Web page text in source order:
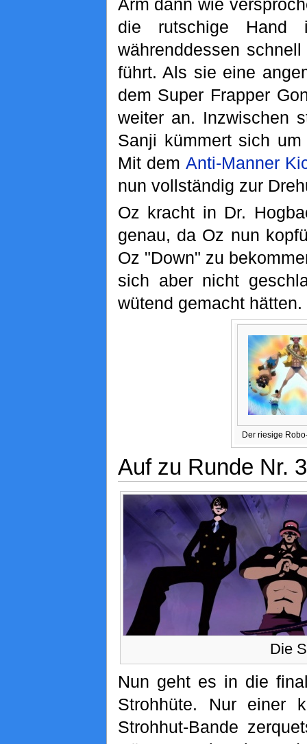
Arm dann wie
die rutschige Hand
währenddessen
führt. Als sie eine
dem Super Frapper
weiter an. Inzwischen
Sanji kümmert sich
Mit dem Anti-Manner
nun vollständig zur
Oz kracht in Dr.
genau, da Oz nun
Oz "Down" zu
sich aber nicht
wütend gemacht hätten.
Der riesige
Auf zu Runde Nr. 3
Die
Nun geht es in die
Strohhüte. Nur einer
Strohhut-Bande